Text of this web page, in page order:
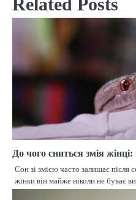
До чого сниться змія
Сон зі змією часто залишає після
жінки він майже ніколи не буває